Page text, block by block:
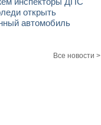
открыть
автомобиль
Все новости >